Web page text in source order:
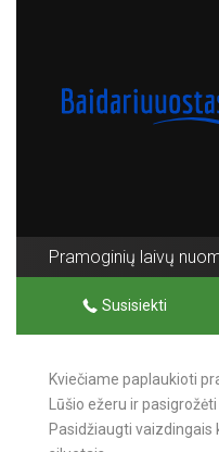
Pramoginių laivų
Susisiekti
Kviečiame paplaukioti
Lūšio ežeru ir
Pasidžiaugti vaizdingais